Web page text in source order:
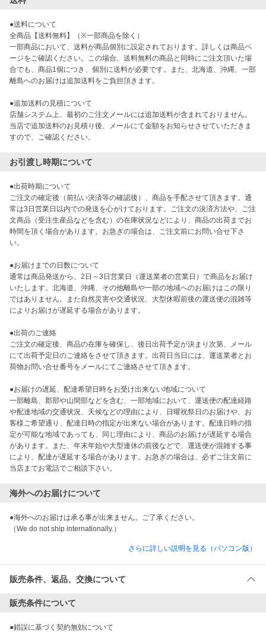
●送料について
全商品【送料無料】（※一部商品を除く）
一部商品において、送料が商品個別に設定されております。詳しくは商品ペ
ージをご確認ください。この場合、送料無料の商品と同時にご注文頂いた場
合でも、商品1個につき、個別に送料が必要です。また、北海道、沖縄、一部
離島へのお届けは追加送料をご負担頂きます。
●追加送料の見積について
店舗システム上、最初のご注文メールには追加送料が含まれておりません。
当店で追加送料のお見積り後、メールにて金額をお知らせさせていただきま
お引渡し時期について
●出荷時期について
ご注文の確定後（前払い決済等の確認後）、商品を手配させて頂きます。通
常は3日営業日以内での発送を心がけております。ご注文の決済方法や、ご注
文商品（受注生産品などを含む）の在庫状況などにより、商品の出荷までお
時間を頂く場合があります。お急ぎの場合は、ご注文前にお問い合せ下さ
い。
●お届けまでの日数について
通常は商品発送から、2日～3日営業日（運送業者の営業日）で商品をお届け
いたします。北海道、沖縄、その他離島や一部の地域へのお届けはこの限り
ではありません。また自然災害や交通状況、大型休暇前後の運送便の混雑等
によりお届けが遅延する場合があります。
●出荷のご連絡
ご注文の確定後、商品の在庫を確保し、後日出荷予定が決まり次第、メール
にて出荷予定日のご連絡をさせて頂きます。出荷日当日には、運送業者とお
荷物お問い合せ番号をメールにてご連絡させて頂きます。
●お届けの遅延、配達希望日時をお受け出来ない地域について
一部離島、郡部や山間部などを含む、一部地域において、運送便の配達経路
や配達地域の交通状況、天候などの理由により、日曜祝祭日のお届けや、お
客様ご希望通り、配達日時の指定が出来ない場合があります。配達日時の指
定が可能な地域であっても、同じ理由により、商品のお届けが遅延する場合
があります。また、年末年始や大型連休の前後などで、運送便が混雑する事
により、配達が遅延する場合があります。お急ぎの場合は、必ずご注文前に
海外へのお届けについて
●海外へのお届けは承る事が出来ません。ご了承ください。
（We do not ship internationally.）
さらに詳しい説明を見る（パソコン版）
販売条件、返品、交換について
販売条件について
●錯誤に基づく契約無効について